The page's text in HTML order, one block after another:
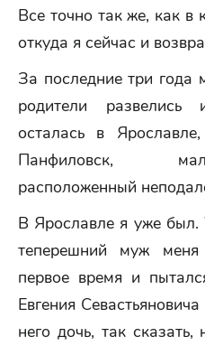
Все точно так же, как в
откуда я сейчас и
За последние три года
родители
осталась в
Панфиловск,
расположенный
В Ярославле я уже
теперешний муж
первое время и
Евгения
него дочь, так